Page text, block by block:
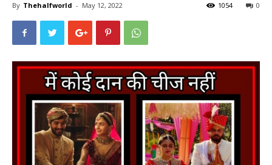
By Thehalfworld - May 12, 2022 0
1054